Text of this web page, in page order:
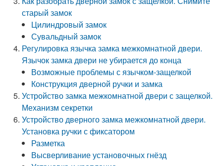
старый замок
Цилиндровый замок
Сувальдный замок
Регулировка язычка замка межкомнатной двери.
Язычок замка двери не убирается до конца
Возможные проблемы с язычком-защелкой
Конструкция дверной ручки и замка
Устройство замка межкомнатной двери с защелкой.
Механизм секретки
Устройство дверного замка межкомнатной двери.
Установка ручки с фиксатором
Разметка
Высверливание установочных гнёзд